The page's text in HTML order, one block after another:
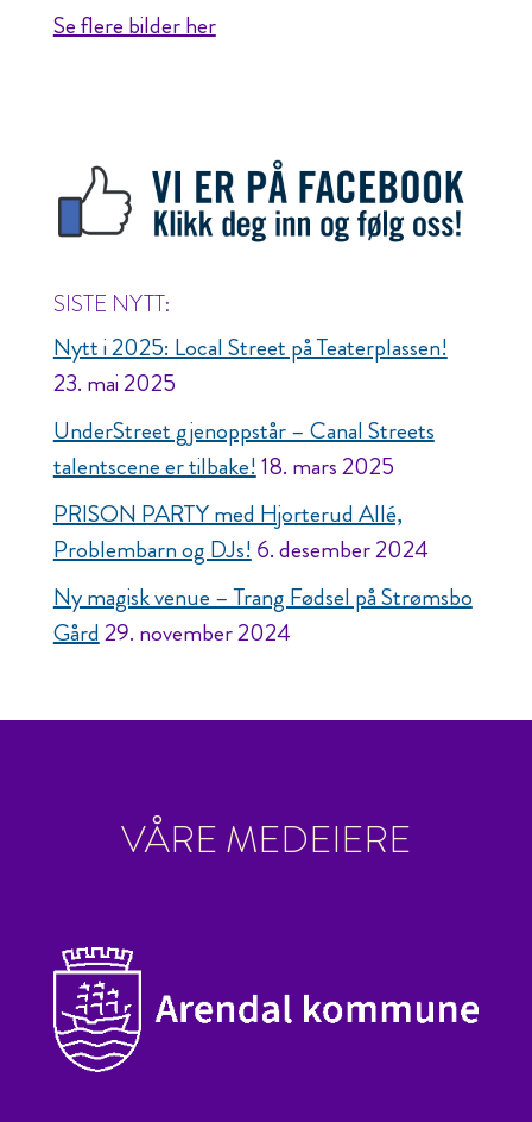
Se flere bilder her
SISTE NYTT:
Nytt i 2025: Local Street på Teaterplassen!
23. mai 2025
UnderStreet gjenoppstår – Canal Streets
talentscene er tilbake!18. mars 2025
PRISON PARTY med Hjorterud Allé,
Problembarn og DJs!6. desember 2024
Ny magisk venue – Trang Fødsel på Strømsbo
Gård29. november 2024
VÅRE MEDEIERE